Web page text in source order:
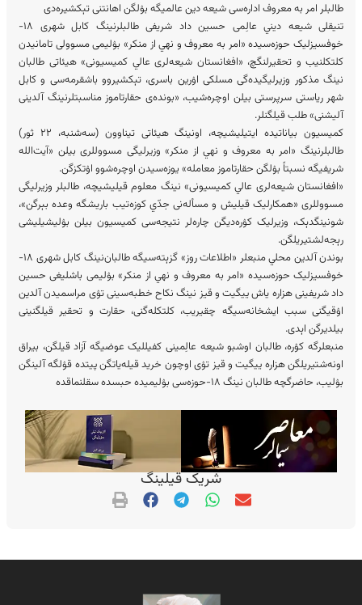
طالبلر امر به معروف اداره‌سی شیعه دین عالمیگه بۉلگن اهانتنی تېکشیره‌دی
تنیقلی شیعه‌ دیني عالِمی حسین داد شریفی طالبلرنینگ کابل شهری ۱۸-
خوفسیزلیک حوزه‌سیده «امر به معروف و نهي از منکر» بۉلیمی مسوولی تامانیدن
کلتکلنیب و تحقیرلنگچ، «افغانستان شیعه‌لری عالي کمیسیونی» هیئاتی طالبان
نینگ مذکور وزیرلیگیده‌گی مسلکی اۉرین باسری، تېکشیروو باشقرمه‌سی و کابل
شهر ریاستی سرپرستی بیلن اوچره‌شیب، «بونده‌ی حقارتاموز مناسبتلرنینگ آلدینی
آلیشنی» طلب قیلگنلر.
کمیسیون بیاناتیده ایتیلیشیچه، اونینگ هیئاتی تیناوون‌ (سه‌شنبه‌، ۲۲ ثور)
طالبلرنینگ «امر به معروف و نهي از منکر» وزیرلیگی مسووللری بیلن «آیت‌ا‌لله
شریفيگه نسبتاً بۉلگن حقارتاموز معامله‌» یوزه‌سیدن اوچره‌شوو اۉتکزگن.
«افغانستان شیعه‌لری عالي کمیسیونی» نینگ معلوم قیلیشیچه، طالبلر وزیرلیگی
مسووللری «همکارلیک قیلیش و مسأله‌نی جدّي کوزه‌تیب باریشگه وعده‌ بېرگن»،
شونینگدېک، وزیرلیک کۉره‌دیگن چاره‌لر نتیجه‌سی کمیسیون بیلن بۉلیشیلیشی
رېجه‌لشتیریلگن.
بوندن آلدین محلي منبعلر «اطلاعات روز» گزېته‌سیگه طالبان‌نینگ کابل شهری ۱۸-
خوفسیزلیک حوزه‌سیده «امر به معروف و نهي از منکر» بۉلیمی باشلیغی حسین
دا‌د شریفینی هزاره یاش ییگیت و قیز نینگ نکاح خطبه‌سینی تۉی مراسمیدن آلدین
اۉقیگنی سبب ایشخانه‌سیگه چقیریب، کلتکله‌گنی، حقارت و تحقیر قیلگنینی
بیلدیرگن اېدی.
منبعلرگه کۉره‌، طالبان اوشبو شیعه‌ عالِمینی کفیللیک عوضیگه آزاد قیلگن، بیراق
اونه‌شتیریلگن هزاره ییگیت و قیز تۉی اوچون خرید قیله‌یاتگن پیتده قۉلگه آلینگن
بۉلیب، حاضرگچه طالبان نینگ ۱۸-حوزه‌سی بۉلیمیده حبسده سقلنماقده
شریک قیلینگ